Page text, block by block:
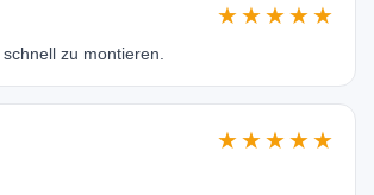
★★★★★
zu montieren.
★★★★★